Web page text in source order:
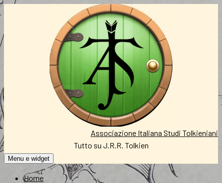
contenuto
Associazione Italiana Studi Tolkieniani
Tutto su J.R.R. Tolkien
Menu e widget
Home